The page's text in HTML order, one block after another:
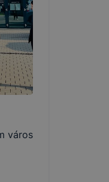
város